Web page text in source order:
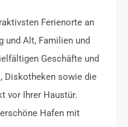
Ferienorte an
und Alt, Familien und
Geschäfte und
Diskotheken sowie die
vor Ihrer Haustür.
Hafen mit